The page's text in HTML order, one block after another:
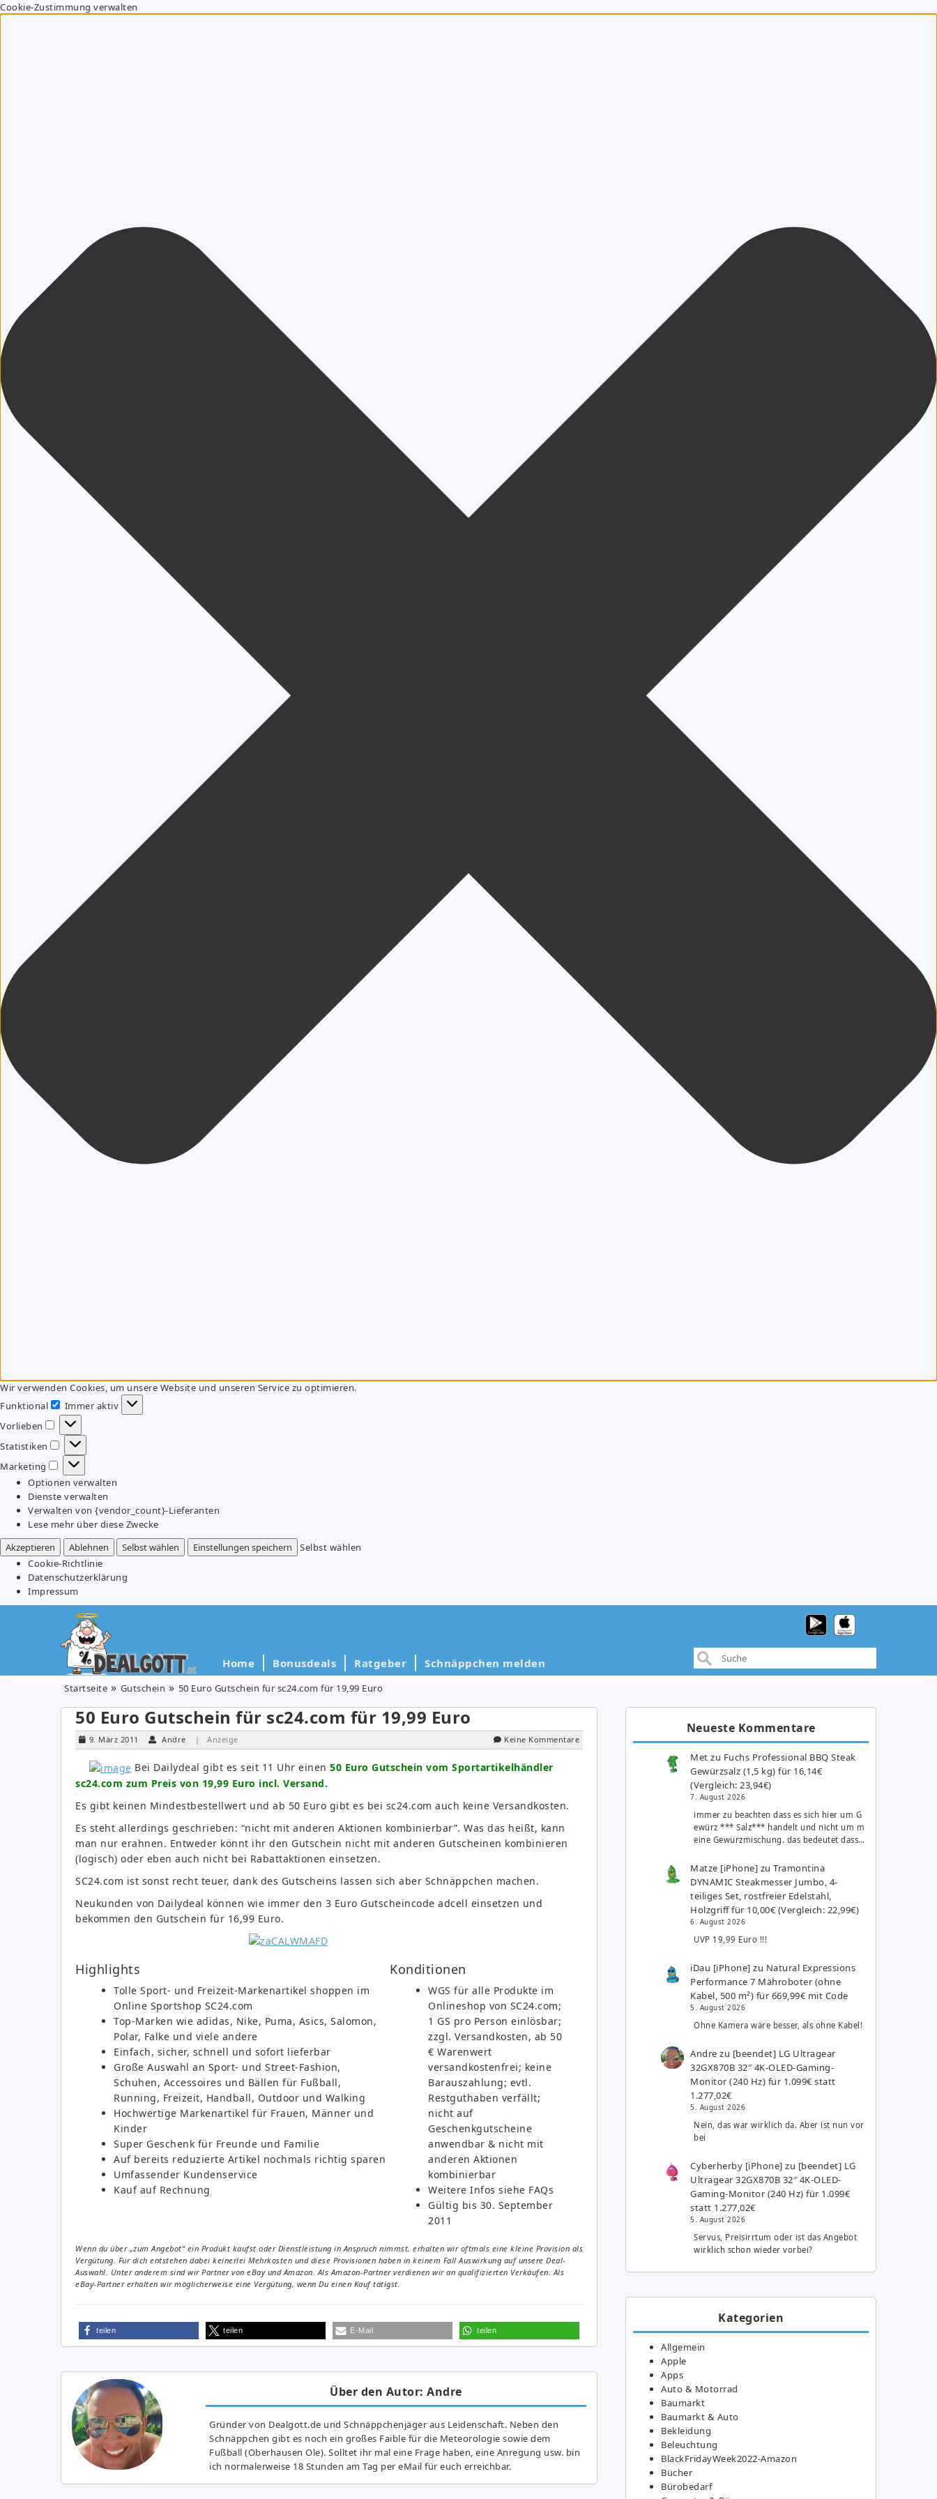
Cookie-Zustimmung verwalten
Wir verwenden Cookies, um unsere Website und unseren Service zu optimieren.
Funktional
Funktional
Immer aktiv
Vorlieben
Vorlieben
Statistiken
Statistiken
Marketing
Marketing
Optionen verwalten
Dienste verwalten
Verwalten von {vendor_count}-Lieferanten
Lese mehr über diese Zwecke
Akzeptieren
Ablehnen Selbst wählen Einstellungen speichern
Selbst wählen
Cookie-Richtlinie
Datenschutzerklärung
Impressum
Home Bonusdeals Ratgeber Schnäppchen melden
Startseite Gutschein 50 Euro Gutschein für sc24.com für 19,99 Euro
50 Euro Gutschein für sc24.com für 19,99 Euro
9. März 2011 Andre | Anzeige Keine Kommentare
Bei Dailydeal gibt es seit 11 Uhr einen 50 Euro Gutschein vom Sportartikelhändler
sc24.com zum Preis von 19,99 Euro incl. Versand.
Es gibt keinen Mindestbestellwert und ab 50 Euro gibt es bei sc24.com auch keine Versandkosten.
Es steht allerdings geschrieben: “nicht mit anderen Aktionen kombinierbar”. Was das heißt, kann
man nur erahnen. Entweder könnt ihr den Gutschein nicht mit anderen Gutscheinen kombinieren
(logisch) oder eben auch nicht bei Rabattaktionen einsetzen.
SC24.com ist sonst recht teuer, dank des Gutscheins lassen sich aber Schnäppchen machen.
Neukunden von Dailydeal können wie immer den 3 Euro Gutscheincode adcell einsetzen und
bekommen den Gutschein für 16,99 Euro.
Highlights
Tolle Sport- und Freizeit-Markenartikel shoppen im
Online Sportshop SC24.com
Top-Marken wie adidas, Nike, Puma, Asics, Salomon,
Polar, Falke und viele andere
Einfach, sicher, schnell und sofort lieferbar
Große Auswahl an Sport- und Street-Fashion,
Schuhen, Accessoires und Bällen für Fußball,
Running, Freizeit, Handball, Outdoor und Walking
Hochwertige Markenartikel für Frauen, Männer und
Kinder
Super Geschenk für Freunde und Familie
Auf bereits reduzierte Artikel nochmals richtig sparen
Umfassender Kundenservice
Kauf auf Rechnung
Konditionen
WGS für alle Produkte im
Onlineshop von SC24.com;
1 GS pro Person einlösbar;
zzgl. Versandkosten, ab 50
€ Warenwert
versandkostenfrei; keine
Barauszahlung; evtl.
Restguthaben verfällt;
nicht auf
Geschenkgutscheine
anwendbar & nicht mit
anderen Aktionen
kombinierbar
Weitere Infos siehe FAQs
Gültig bis 30. September
2011
Wenn du über „zum Angebot“ ein Produkt kaufst oder Dienstleistung in Anspruch nimmst, erhalten wir oftmals eine kleine Provision als
Vergütung. Für dich entstehen dabei keinerlei Mehrkosten und diese Provisionen haben in keinem Fall Auswirkung auf unsere Deal-
Auswahl. Unter anderem sind wir Partner von eBay und Amazon. Als Amazon-Partner verdienen wir an qualifizierten Verkäufen. Als
eBay-Partner erhalten wir möglicherweise eine Vergütung, wenn Du einen Kauf tätigst.
teilen teilen E-Mail teilen
Über den Autor: Andre
Gründer von Dealgott.de und Schnäppchenjäger aus Leidenschaft. Neben den
Schnäppchen gibt es noch ein großes Fai­ble für die Meteorologie sowie dem
Fußball (Oberhausen Ole). Solltet ihr mal eine Frage haben, eine Anregung usw. bin
ich normalerweise 18 Stunden am Tag per eMail für euch erreichbar.
Neueste Kommentare
Met zu Fuchs Professional BBQ Steak
Gewürzsalz (1,5 kg) für 16,14€
(Vergleich: 23,94€)
7. August 2026
immer zu beachten dass es sich hier um G
ewürz *** Salz*** handelt und nicht um m
eine Gewürzmischung. das bedeutet dass…
Matze [iPhone] zuTramontina
DYNAMIC Steakmesser Jumbo, 4-
teiliges Set, rostfreier Edelstahl,
Holzgriff für 10,00€ (Vergleich: 22,99€)
6. August 2026
UVP 19,99 Euro !!!
iDau [iPhone] zu Natural Expressions
Performance 7 Mähroboter (ohne
Kabel, 500 m²) für 669,99€ mit Code
5. August 2026
Ohne Kamera wäre besser, als ohne Kabel!
Andre zu [beendet] LG Ultragear
32GX870B 32″ 4K-OLED-Gaming-
Monitor (240 Hz) für 1.099€ statt
1.277,02€
5. August 2026
Nein, das war wirklich da. Aber ist nun vor
bei
Cyberherby [iPhone] zu [beendet] LG
Ultragear 32GX870B 32″ 4K-OLED-
Gaming-Monitor (240 Hz) für 1.099€
statt 1.277,02€
5. August 2026
Servus, Preisirrtum oder ist das Angebot
wirklich schon wieder vorbei?
Kategorien
Allgemein
Apple
Apps
Auto & Motorrad
Baumarkt
Baumarkt & Auto
Bekleidung
Beleuchtung
BlackFridayWeek2022-Amazon
Bücher
Bürobedarf